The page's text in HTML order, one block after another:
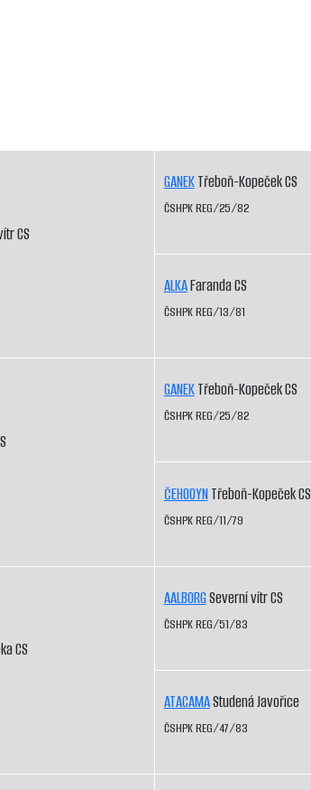
CS
CS
GANEKTřeboň-Kopeček CS
ČSHPK REG/25/82
ALKAFaranda CS
ČSHPK REG/13/81
GANEKTřeboň-Kopeček CS
ČSHPK REG/25/82
ČEHOOYNTřeboň-Kopeček CS
ČSHPK REG/11/79
AALBORGSeverní vítr CS
ČSHPK REG/51/83
ATACAMAStudená Javořice
ČSHPK REG/47/83